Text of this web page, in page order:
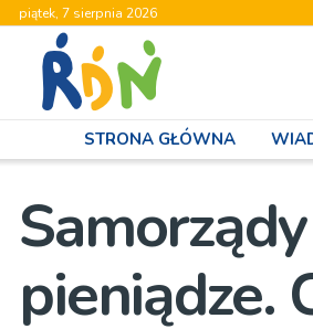
piątek, 7 sierpnia 2026
STRONA GŁÓWNA
pieniądze.